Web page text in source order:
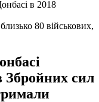
80 військових,
Збройних сил